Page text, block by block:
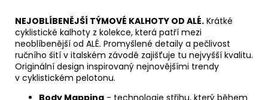
NEJOBLÍBENĚJŠÍ TÝMOVÉ KALHOTY OD ALÉ. Krátké
cyklistické kalhoty z kolekce, která patří mezi
neoblíbenější od ALÉ. Promyšlené detaily a pečlivost
ručního šití v italském závodě zajišťuje tu nejvyšší kvalitu.
Originální design inspirovaný nejnovějšími trendy
v cyklistickém pelotonu.
Body Mapping - technologie střihu, který během